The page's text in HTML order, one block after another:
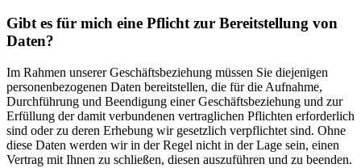
Gibt es für mich eine Pflicht zur Bereitstellung von
Daten?
Im Rahmen unserer Geschäftsbeziehung müssen Sie diejenigen
personenbezogenen Daten bereitstellen, die für die Aufnahme,
Durchführung und Beendigung einer Geschäftsbeziehung und zur
Erfüllung der damit verbundenen vertraglichen Pflichten erforderlich
sind oder zu deren Erhebung wir gesetzlich verpflichtet sind. Ohne
diese Daten werden wir in der Regel nicht in der Lage sein, einen
Vertrag mit Ihnen zu schließen, diesen auszuführen und zu beenden.